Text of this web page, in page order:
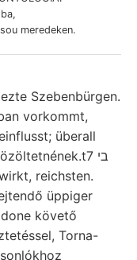
meredeken.
Szebenbürgen.
vorkommt,
überall
reichsten.
üppiger
követő